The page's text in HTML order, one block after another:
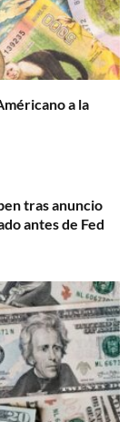
a la
tras anuncio
antes de Fed